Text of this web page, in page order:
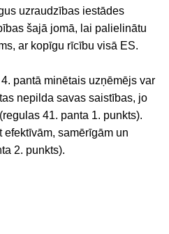
uzraudzības iestādes
šajā jomā, lai palielinātu
ar kopīgu rīcību visā ES.
pantā minētais uzņēmējs var
nepilda savas saistības, jo
41. panta 1. punkts).
samērīgām un
2. punkts).